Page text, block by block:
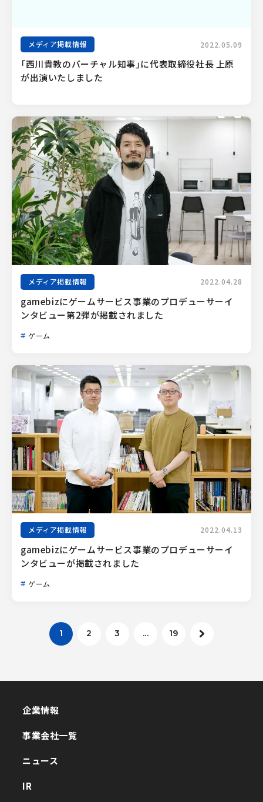
メディア掲載情報 2022.05.09
「西川貴教のバーチャル知事」に代表取締役社長 上原
が出演いたしました
メディア掲載情報 2022.04.28
gamebizにゲームサービス事業のプロデューサーイ
ンタビュー第2弾が掲載されました
ゲーム
メディア掲載情報 2022.04.13
gamebizにゲームサービス事業のプロデューサーイ
ンタビューが掲載されました
ゲーム
1 2 3 ... 19
企業情報
事業会社一覧
ニュース
IR